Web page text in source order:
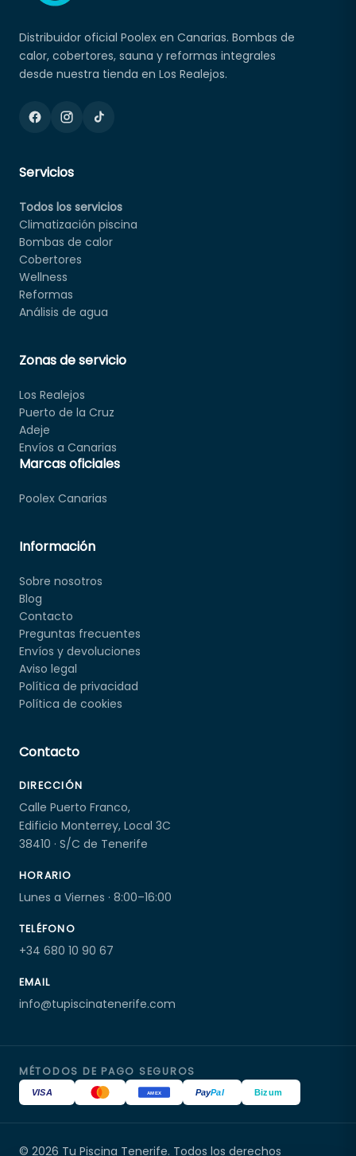
Distribuidor oficial Poolex en Canarias. Bombas de
calor, cobertores, sauna y reformas integrales
desde nuestra tienda en Los Realejos.
Servicios
Todos los servicios
Climatización piscina
Bombas de calor
Cobertores
Wellness
Reformas
Análisis de agua
Zonas de servicio
Los Realejos
Puerto de la Cruz
Adeje
Envíos a Canarias
Marcas oficiales
Poolex Canarias
Información
Sobre nosotros
Blog
Contacto
Preguntas frecuentes
Envíos y devoluciones
Aviso legal
Política de privacidad
Política de cookies
Contacto
DIRECCIÓN
Calle Puerto Franco,
Edificio Monterrey, Local 3C
38410 · S/C de Tenerife
HORARIO
Lunes a Viernes · 8:00–16:00
TELÉFONO
+34 680 10 90 67
EMAIL
info@tupiscinatenerife.com
MÉTODOS DE PAGO SEGUROS
VISA AMEX PayPal Bizum
© 2026 Tu Piscina Tenerife. Todos los derechos
Tu Piscina Tenerife